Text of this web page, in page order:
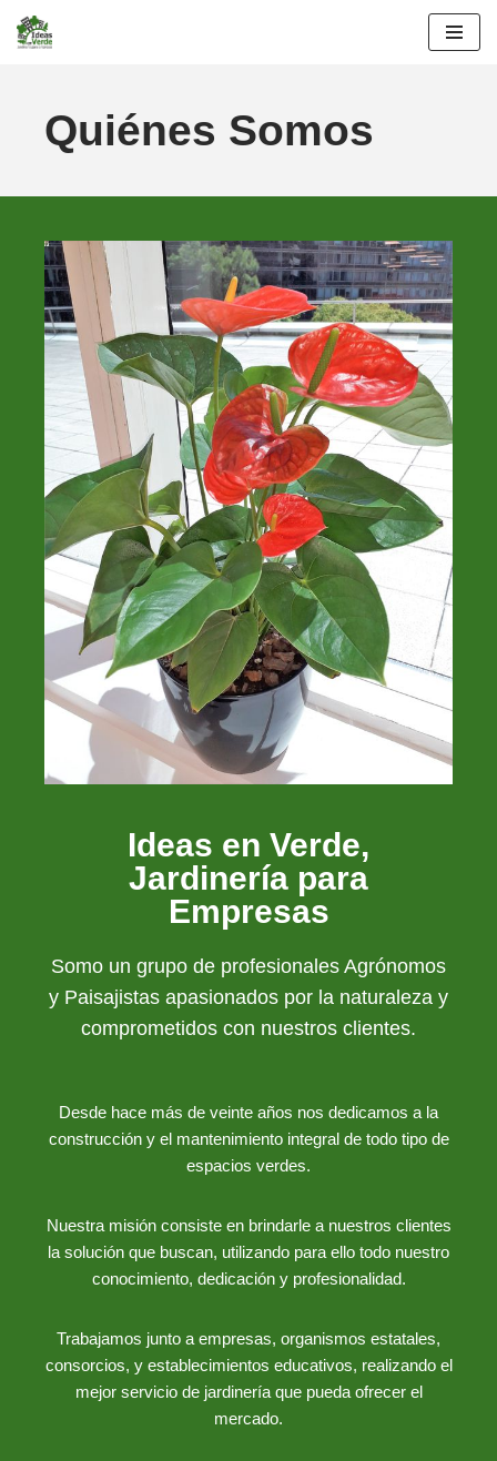
contenido
Quiénes Somos
Ideas en Verde,
Jardinería para
Empresas
Somo un grupo de profesionales Agrónomos
y Paisajistas apasionados por la naturaleza y
comprometidos con nuestros clientes.
Desde hace más de veinte años nos dedicamos a la
construcción y el mantenimiento integral de todo tipo de
espacios verdes.
Nuestra misión consiste en brindarle a nuestros clientes
la solución que buscan, utilizando para ello todo nuestro
conocimiento, dedicación y profesionalidad.
Trabajamos junto a empresas, organismos estatales,
consorcios, y establecimientos educativos, realizando el
mejor servicio de jardinería que pueda ofrecer el
mercado.